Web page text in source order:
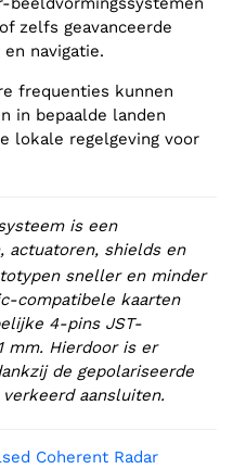
zelfs geavanceerde
navigatie.
frequenties kunnen
in bepaalde landen
lokale regelgeving voor
is een
actuatoren, shields en
sneller en minder
compatibele kaarten
4-pins JST-
mm. Hierdoor is er
de gepolariseerde
aansluiten.
Coherent Radar